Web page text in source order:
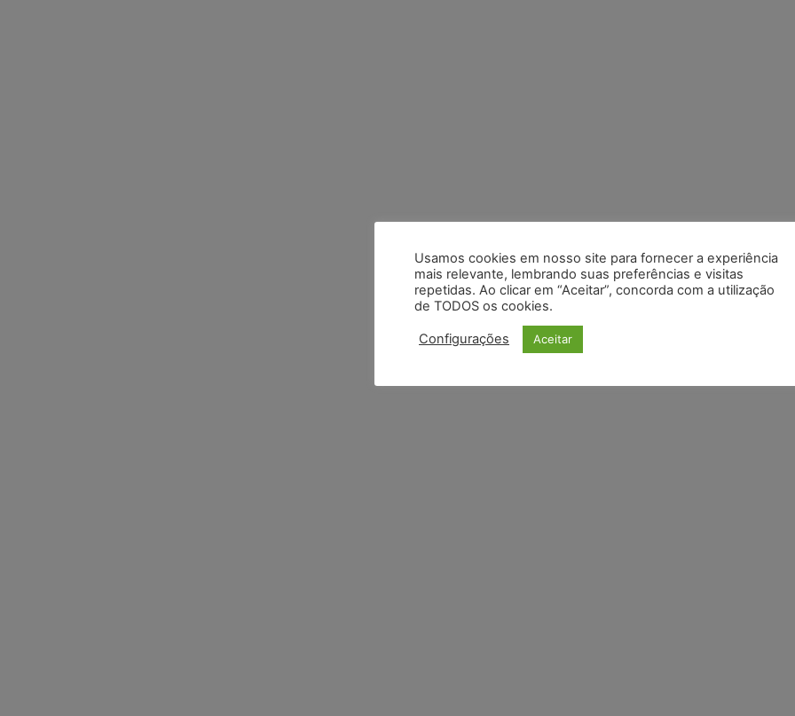
Usamos cookies em nosso site para fornecer a experiência
mais relevante, lembrando suas preferências e visitas
repetidas. Ao clicar em “Aceitar”, concorda com a utilização
de TODOS os cookies.
Configurações Aceitar